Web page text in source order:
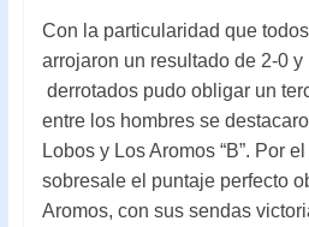
Con la particularidad que
arrojaron un resultado de 2-0
derrotados pudo obligar un
entre los hombres se
Lobos y Los Aromos “B”. Por
sobresale el puntaje perfecto
Aromos, con sus sendas